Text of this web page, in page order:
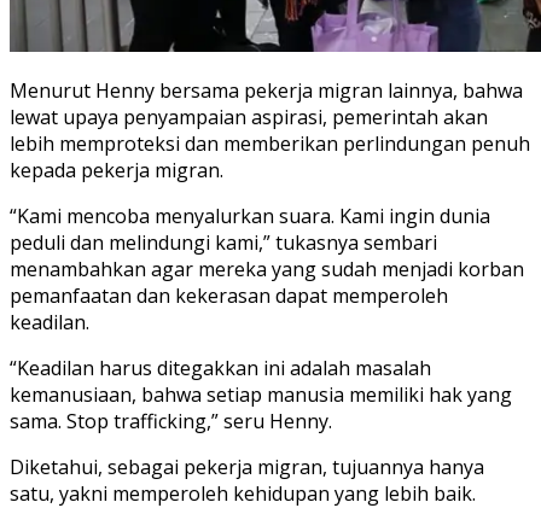
Menurut Henny bersama pekerja migran lainnya, bahwa
lewat upaya penyampaian aspirasi, pemerintah akan
lebih memproteksi dan memberikan perlindungan penuh
kepada pekerja migran.
“Kami mencoba menyalurkan suara. Kami ingin dunia
peduli dan melindungi kami,” tukasnya sembari
menambahkan agar mereka yang sudah menjadi korban
pemanfaatan dan kekerasan dapat memperoleh
keadilan.
“Keadilan harus ditegakkan ini adalah masalah
kemanusiaan, bahwa setiap manusia memiliki hak yang
sama. Stop trafficking,” seru Henny.
Diketahui, sebagai pekerja migran, tujuannya hanya
satu, yakni memperoleh kehidupan yang lebih baik.